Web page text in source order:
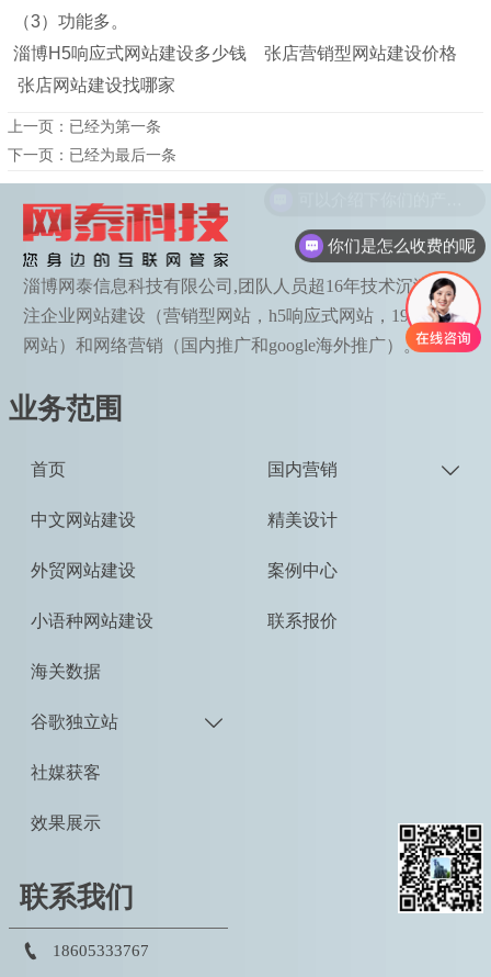
（3）功能多。
淄博H5响应式网站建设多少钱 张店营销型网站建设价格
张店网站建设找哪家
上一页：已经为第一条
下一页：已经为最后一条
淄博网泰信息科技有限公司,团队人员超16年技术沉淀，专
注企业网站建设（营销型网站，h5响应式网站，190语种
网站）和网络营销（国内推广和google海外推广）。
业务范围
首页
中文网站建设
外贸网站建设
小语种网站建设
海关数据
谷歌独立站 
社媒获客
效果展示
国内营销 
精美设计
案例中心
联系报价
联系我们
 18605333767
你们是怎么收费的呢